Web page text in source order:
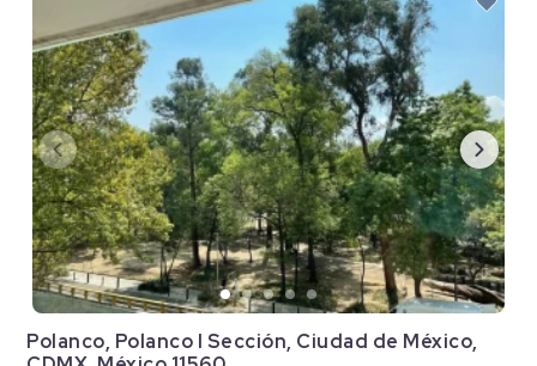
Polanco, Polanco I Sección, Ciudad de México,